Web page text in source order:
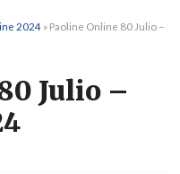
2024 » Paoline Online 80 Julio –
Julio –